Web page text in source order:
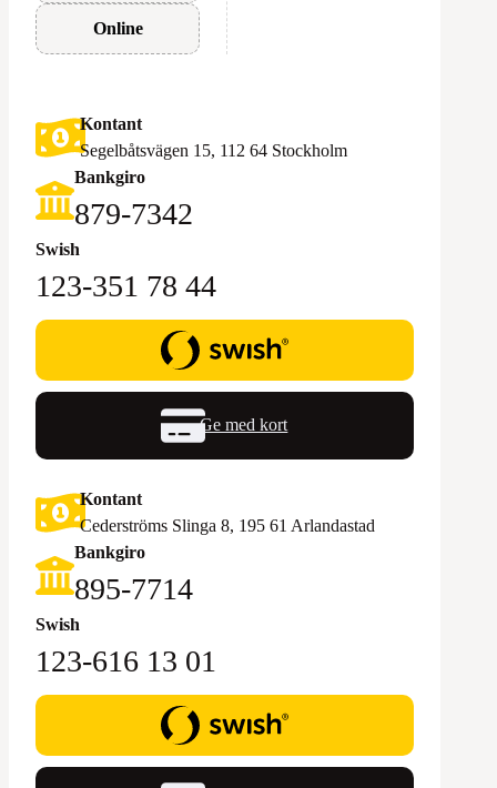
Online
Kontant
Segelbåtsvägen 15, 112 64 Stockholm
Bankgiro
879-7342
Swish
123-351 78 44
Ge med kort
Kontant
Cederströms Slinga 8, 195 61 Arlandastad
Bankgiro
895-7714‬
Swish
123-616 13 01